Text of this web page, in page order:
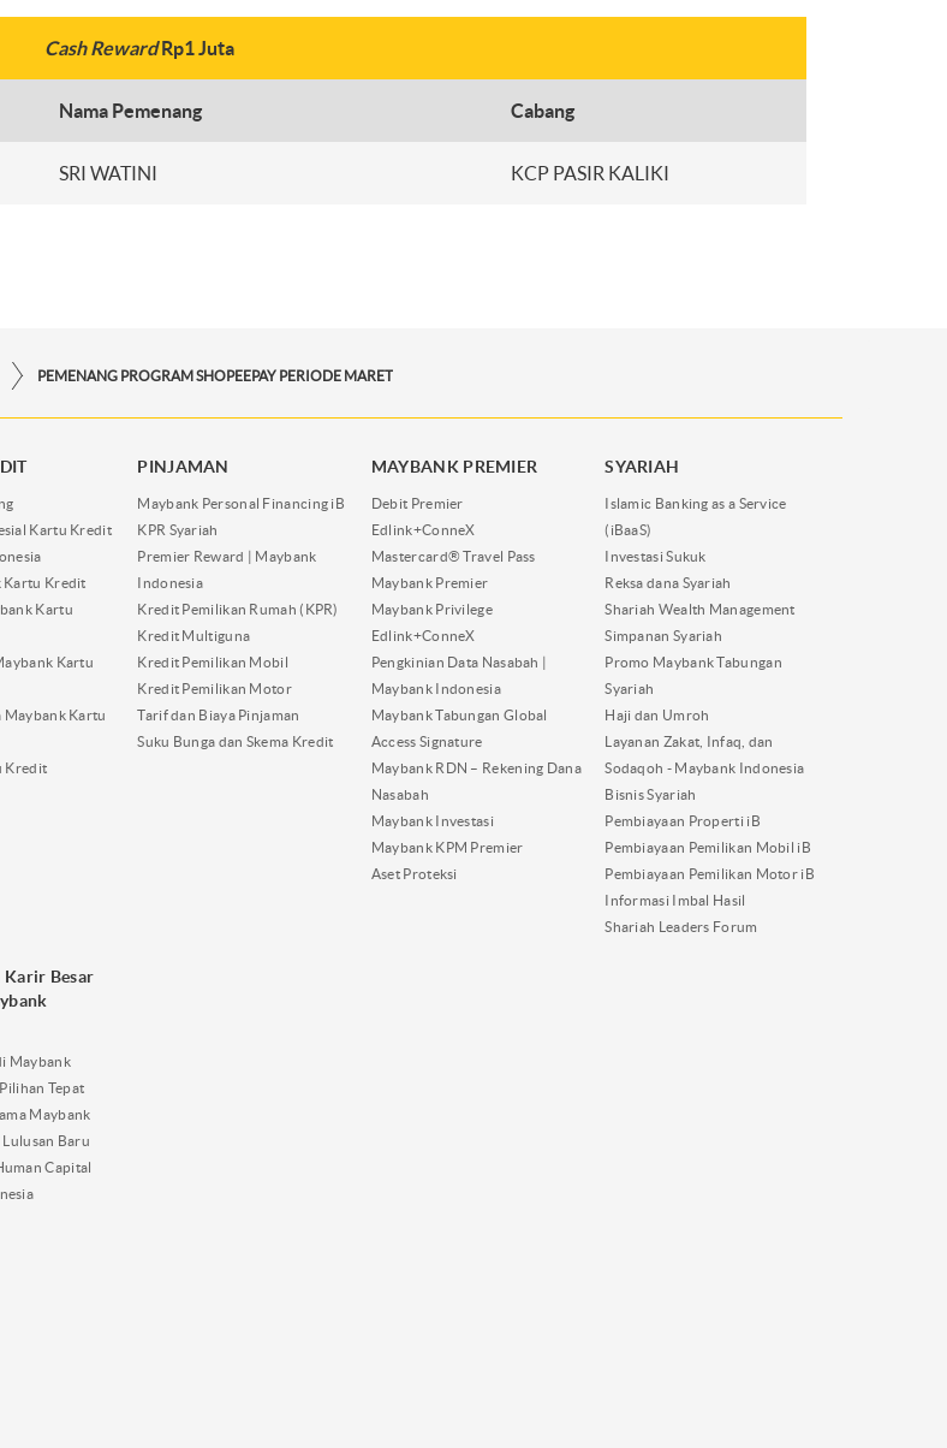
Cash RewardRp1 Juta
Nama Pemenang Cabang
SRI WATINI KCP PASIR KALIKI
PEMENANG PROGRAM SHOPEEPAY PERIODE MARET
Kartu Kredit
Kartu Kredit
Kartu
Kartu
Maybank Kartu
Kredit
PINJAMAN
Maybank Personal Financing iB
KPR Syariah
Premier Reward | Maybank
Indonesia
Kredit Pemilikan Rumah (KPR)
Kredit Multiguna
Kredit Pemilikan Mobil
Kredit Pemilikan Motor
Tarif dan Biaya Pinjaman
Suku Bunga dan Skema Kredit
MAYBANK PREMIER
Debit Premier
Edlink+ConneX
Mastercard® Travel Pass
Maybank Premier
Maybank Privilege
Edlink+ConneX
Pengkinian Data Nasabah |
Maybank Indonesia
Maybank Tabungan Global
Access Signature
Maybank RDN – Rekening Dana
Nasabah
Maybank Investasi
Maybank KPM Premier
Aset Proteksi
SYARIAH
Islamic Banking as a Service
(iBaaS)
Investasi Sukuk
Reksa dana Syariah
Shariah Wealth Management
Simpanan Syariah
Promo Maybank Tabungan
Syariah
Haji dan Umroh
Layanan Zakat, Infaq, dan
Sodaqoh - Maybank Indonesia
Bisnis Syariah
Pembiayaan Properti iB
Pembiayaan Pemilikan Mobil iB
Pembiayaan Pemilikan Motor iB
Informasi Imbal Hasil
Shariah Leaders Forum
Karir Besar
Maybank
Tepat
Maybank
Baru
Capital